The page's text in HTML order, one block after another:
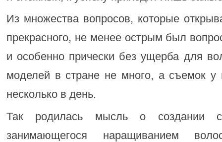
Из множества вопросов, которые
прекрасного, не менее острым был
и особенно прически без ущерба для
моделей в стране не много, а съемок у
несколько в день.
Так родилась мысль о создании
занимающегося наращиванием